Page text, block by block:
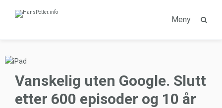
Meny
Vanskelig uten Google. Slutt
etter 600 episoder og 10 år